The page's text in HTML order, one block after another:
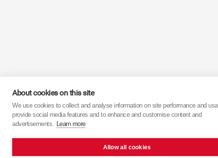
About cookies on this site
We use cookies to collect and analyse information on site performance and
provide social media features and to enhance and customise content and
advertisements. Learn more
Allow all cookies